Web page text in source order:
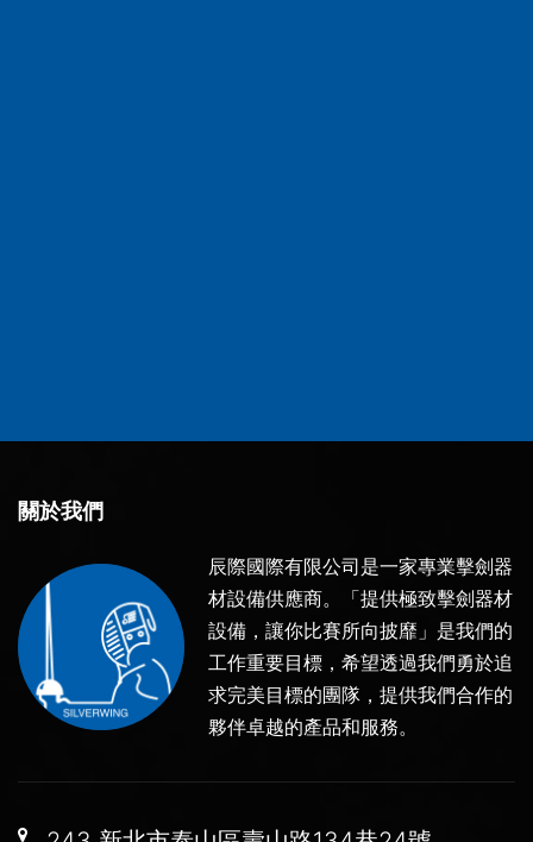
關於我們
辰際國際有限公司是一家專業擊劍器
材設備供應商。「提供極致擊劍器材
設備，讓你比賽所向披靡」是我們的
工作重要目標，希望透過我們勇於追
求完美目標的團隊，提供我們合作的
夥伴卓越的產品和服務。